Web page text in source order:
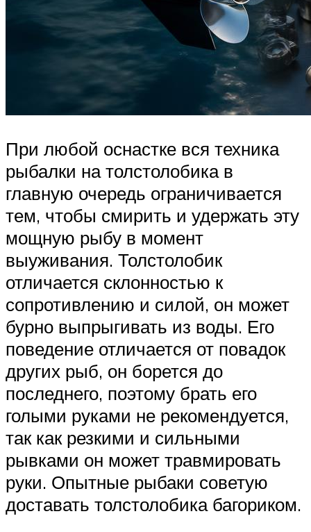
При любой оснастке вся техника
рыбалки на толстолобика в
главную очередь ограничивается
тем, чтобы смирить и удержать эту
мощную рыбу в момент
выуживания. Толстолобик
отличается склонностью к
сопротивлению и силой, он может
бурно выпрыгивать из воды. Его
поведение отличается от повадок
других рыб, он борется до
последнего, поэтому брать его
голыми руками не рекомендуется,
так как резкими и сильными
рывками он может травмировать
руки. Опытные рыбаки советую
доставать толстолобика багориком.